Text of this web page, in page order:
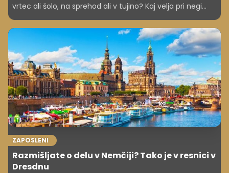
vrtec ali šolo, na sprehod ali v tujino? Kaj velja pri negi
kako je pri samozaposlenih ter kakšne sankcije grozijo ob
kršitvah? Preverite, kaj določajo pravila.
ZAPOSLENI
Razmišljate o delu v Nemčiji? Tako je v resnici v
Dresdnu